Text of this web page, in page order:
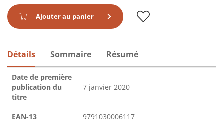
Ajouter au panier
Détails Sommaire Résumé
Date de première
publication du
titre
7 janvier 2020
EAN-13 9791030006117